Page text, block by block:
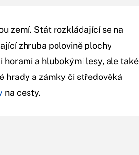
zemí. Stát rozkládající se na
zhruba polovině plochy
a hlubokými lesy, ale také
hrady a zámky či středověká
na cesty.